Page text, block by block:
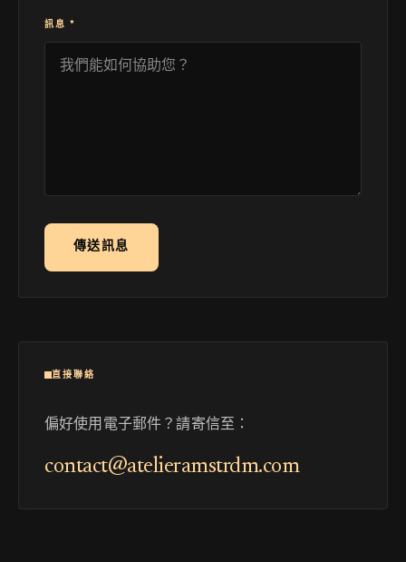
訊息 *
傳送訊息
直接聯絡
偏好使用電子郵件？請寄信至：
contact@atelieramstrdm.com